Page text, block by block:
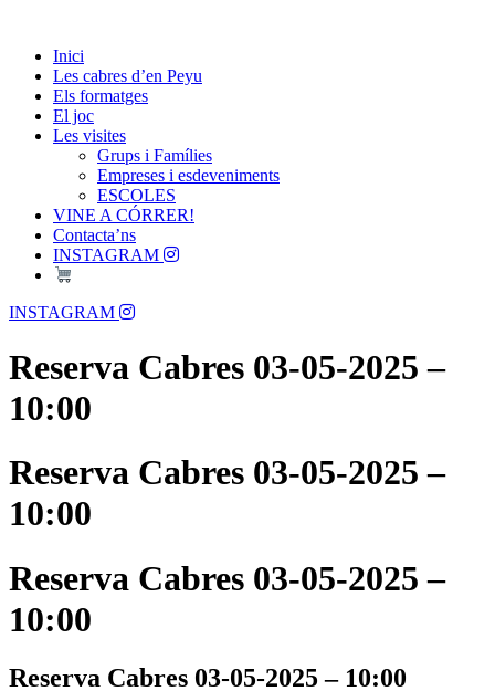
content
Les Cabres d'en Peyu
Inici
Les cabres d’en Peyu
Els formatges
El joc
Les visites
Grups i Famílies
Empreses i esdeveniments
ESCOLES
VINE A CÓRRER!
Contacta’ns
INSTAGRAM
Menu
INSTAGRAM
Reserva Cabres 03-05-2025 –
10:00
Reserva Cabres 03-05-2025 –
10:00
Reserva Cabres 03-05-2025 –
10:00
Reserva Cabres 03-05-2025 – 10:00